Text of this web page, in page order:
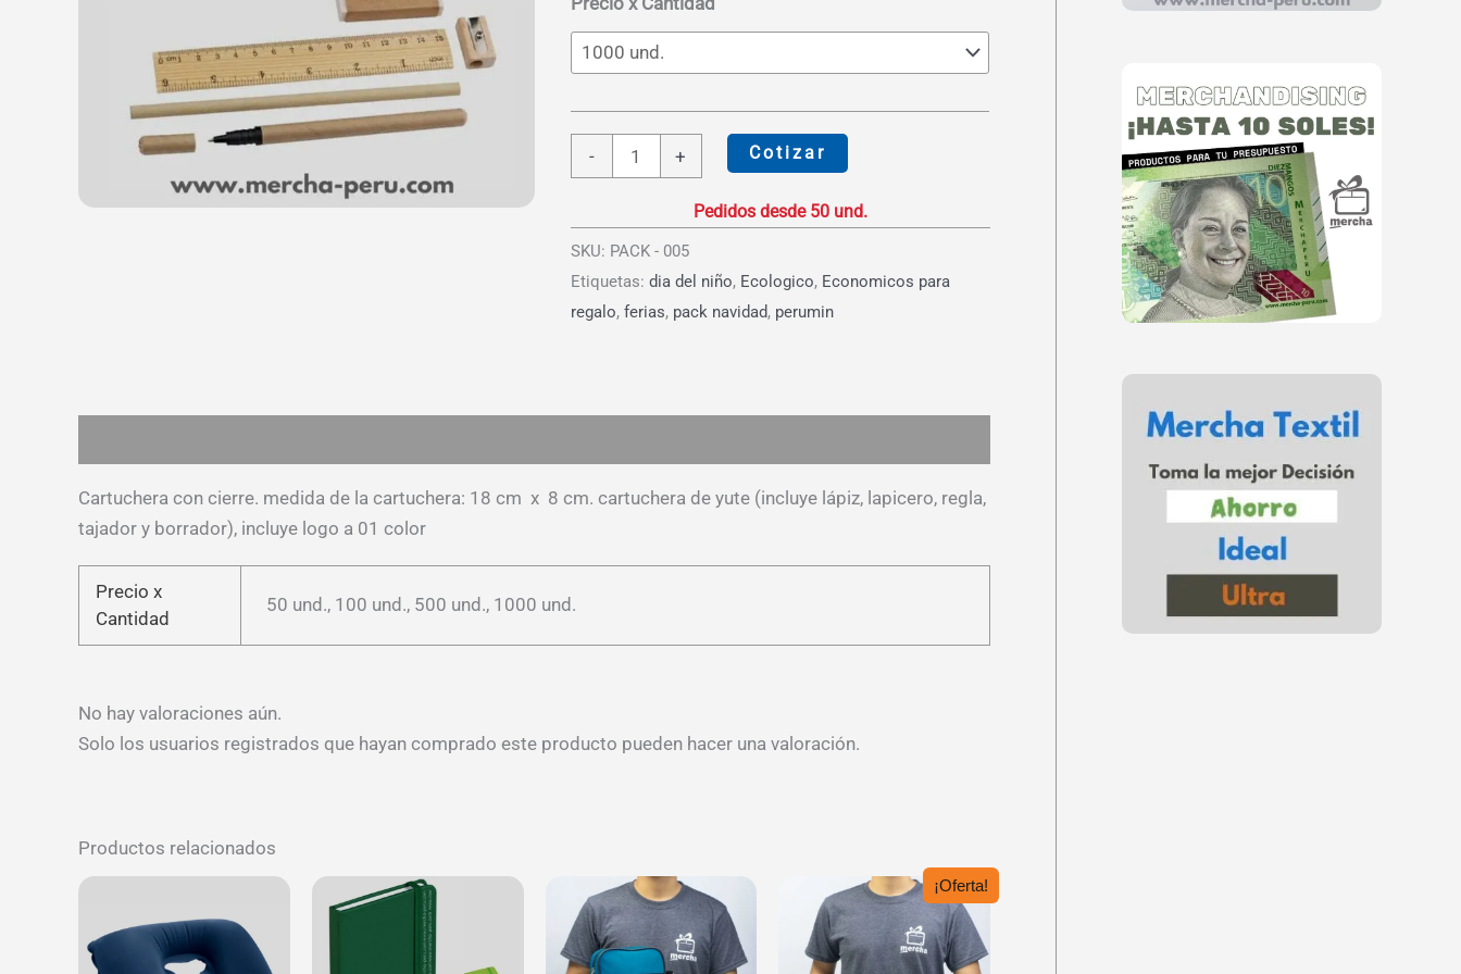
-
Cartuchera
Yute
cantidad
+ Cotizar
SKU: PACK - 005
Etiquetas:dia del niño, Ecologico, Economicos para
regalo,ferias, pack navidad, perumin
Cartuchera con cierre. medida de la cartuchera: 18 cm x 8 cm. cartuchera de yute (incluye lápiz, lapicero, regla,
tajador y borrador), incluye logo a 01 color
Precio x
Cantidad
50 und., 100 und., 500 und., 1000 und.
No hay valoraciones aún.
Solo los usuarios registrados que hayan comprado este producto pueden hacer una valoración.
Productos relacionados
¡Oferta!